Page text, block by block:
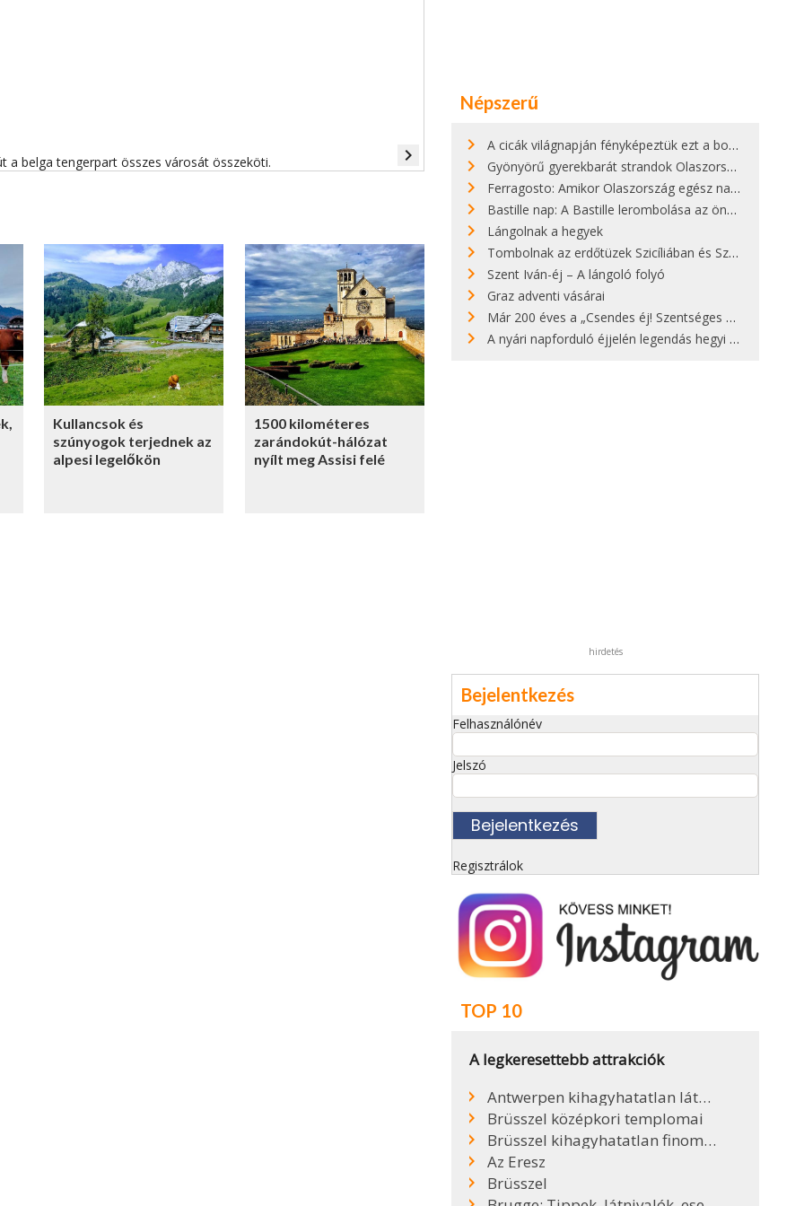
a belga tengerpart összes városát összeköti. navigate_next
Kullancsok és
szúnyogok terjednek az
alpesi legelőkön
1500 kilométeres
zarándokút-hálózat
nyílt meg Assisi felé
Népszerű
A cicák világnapján fényképeztük ezt a bokor alatt hűsölő cicát Kisorosziban
Gyönyörű gyerekbarát strandok Olaszországban - megmutatjuk a 15 legjobbat
Ferragosto: Amikor Olaszország egész nap nyaral
Bastille nap: A Bastille lerombolása az önkényuralom végét jelentette
Lángolnak a hegyek
Tombolnak az erdőtüzek Szicíliában és Szardínián
Szent Iván-éj – A lángoló folyó
Graz adventi vásárai
Már 200 éves a „Csendes éj! Szentséges éj!”
A nyári napforduló éjjelén legendás hegyi tüzek világítják meg Zugspitzét
hirdetés
Bejelentkezés
Felhasználónév
Jelszó
Regisztrálok
TOP 10
A legkeresettebb attrakciók
Antwerpen kihagyhatatlan látnivalói
Brüsszel középkori templomai
Brüsszel kihagyhatatlan finomságai
Az Eresz
Brüsszel